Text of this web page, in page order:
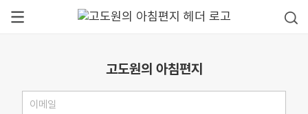
고도원의 아침편지